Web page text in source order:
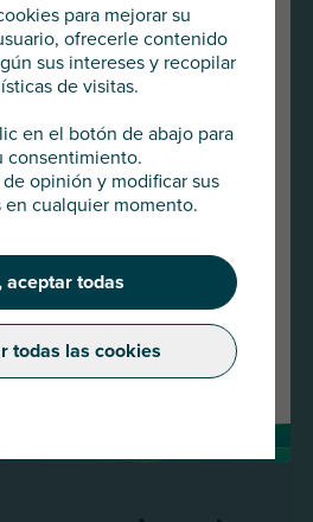
Group strengthens its
and mid-cap market with the
Assurance-Crédit and
acceder al
Global
para continuar o elija
otro país
Continuar
de país
para mejorar su
ofrecerle contenido
sus intereses y recopilar
de visitas.
en el botón de abajo para
consentimiento.
opinión y modificar sus
en cualquier momento.
aceptar todas
todas las cookies